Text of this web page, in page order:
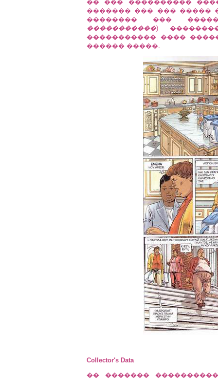
�� ��� ����������
������� ��� ��� �����
�������� ���
�����������)
����������� ����
������ �����.
Collector's Data
�� �������